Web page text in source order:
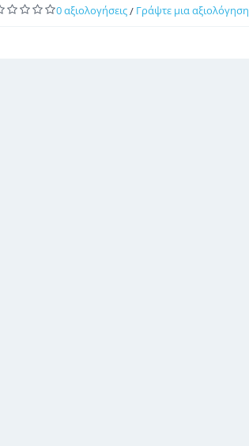
0 αξιολογήσεις/ Γράψτε μια αξιολόγηση